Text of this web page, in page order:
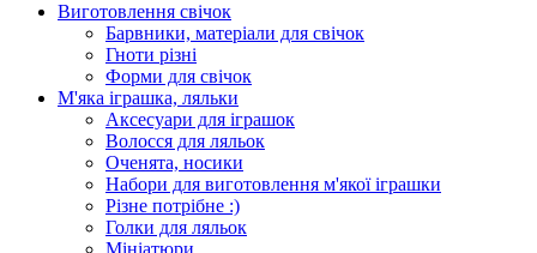
Виготовлення свічок
Барвники, матеріали для свічок
Гноти різні
Форми для свічок
М'яка іграшка, ляльки
Аксесуари для іграшок
Волосся для ляльок
Оченята, носики
Набори для виготовлення м'якої іграшки
Різне потрібне :)
Голки для ляльок
Мініатюри